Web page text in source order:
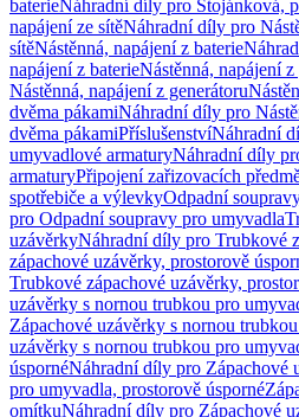
baterieNáhradní díly pro Stojánková,
napájení ze sítěNáhradní díly pro
sítěNástěnná, napájení z baterie
napájení z baterieNástěnná, napájení z
Nástěnná, napájení z generátoru
dvěma pákamiNáhradní díly pro
dvěma pákamiPříslušenstvíNáhradní
umyvadlové armaturyNáhradní díly
armaturyPřipojení zařizovacích
spotřebiče a výlevkyOdpadní
pro Odpadní soupravy pro umyvadla
uzávěrkyNáhradní díly pro Trubkové
zápachové uzávěrky, prostorově
Trubkové zápachové uzávěrky,
uzávěrky s nornou trubkou pro
Zápachové uzávěrky s nornou
uzávěrky s nornou trubkou pro
úspornéNáhradní díly pro Zápachové
pro umyvadla, prostorově úsporné
omítkuNáhradní díly pro Zápachové